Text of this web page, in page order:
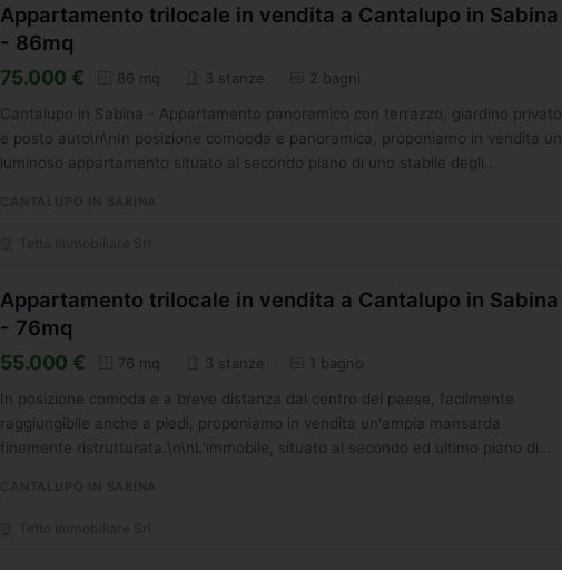
Appartamento trilocale in vendita a Cantalupo in Sabina
- 86mq
75.000 € 86 mq 3 stanze 2 bagni
Cantalupo in Sabina - Appartamento panoramico con terrazzo, giardino privato
e posto auto\n\nIn posizione comooda e panoramica, proponiamo in vendita un
luminoso appartamento situato al secondo piano di uno stabile degli...
Appartamento trilocale in vendita a Cantalupo in Sabina
- 76mq
55.000 € 76 mq 3 stanze 1 bagno
In posizione comoda e a breve distanza dal centro del paese, facilmente
raggiungibile anche a piedi, proponiamo in vendita un'ampia mansarda
finemente ristrutturata.\n\nL'immobile, situato al secondo ed ultimo piano di